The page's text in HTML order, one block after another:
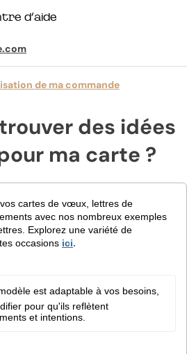
d’aide
de ma commande
des idées
ma carte ?
cartes de vœux, lettres de
avec nos nombreux exemples
Explorez une variété de
occasions ici.
est adaptable à vos besoins,
pour qu'ils reflètent
et intentions.